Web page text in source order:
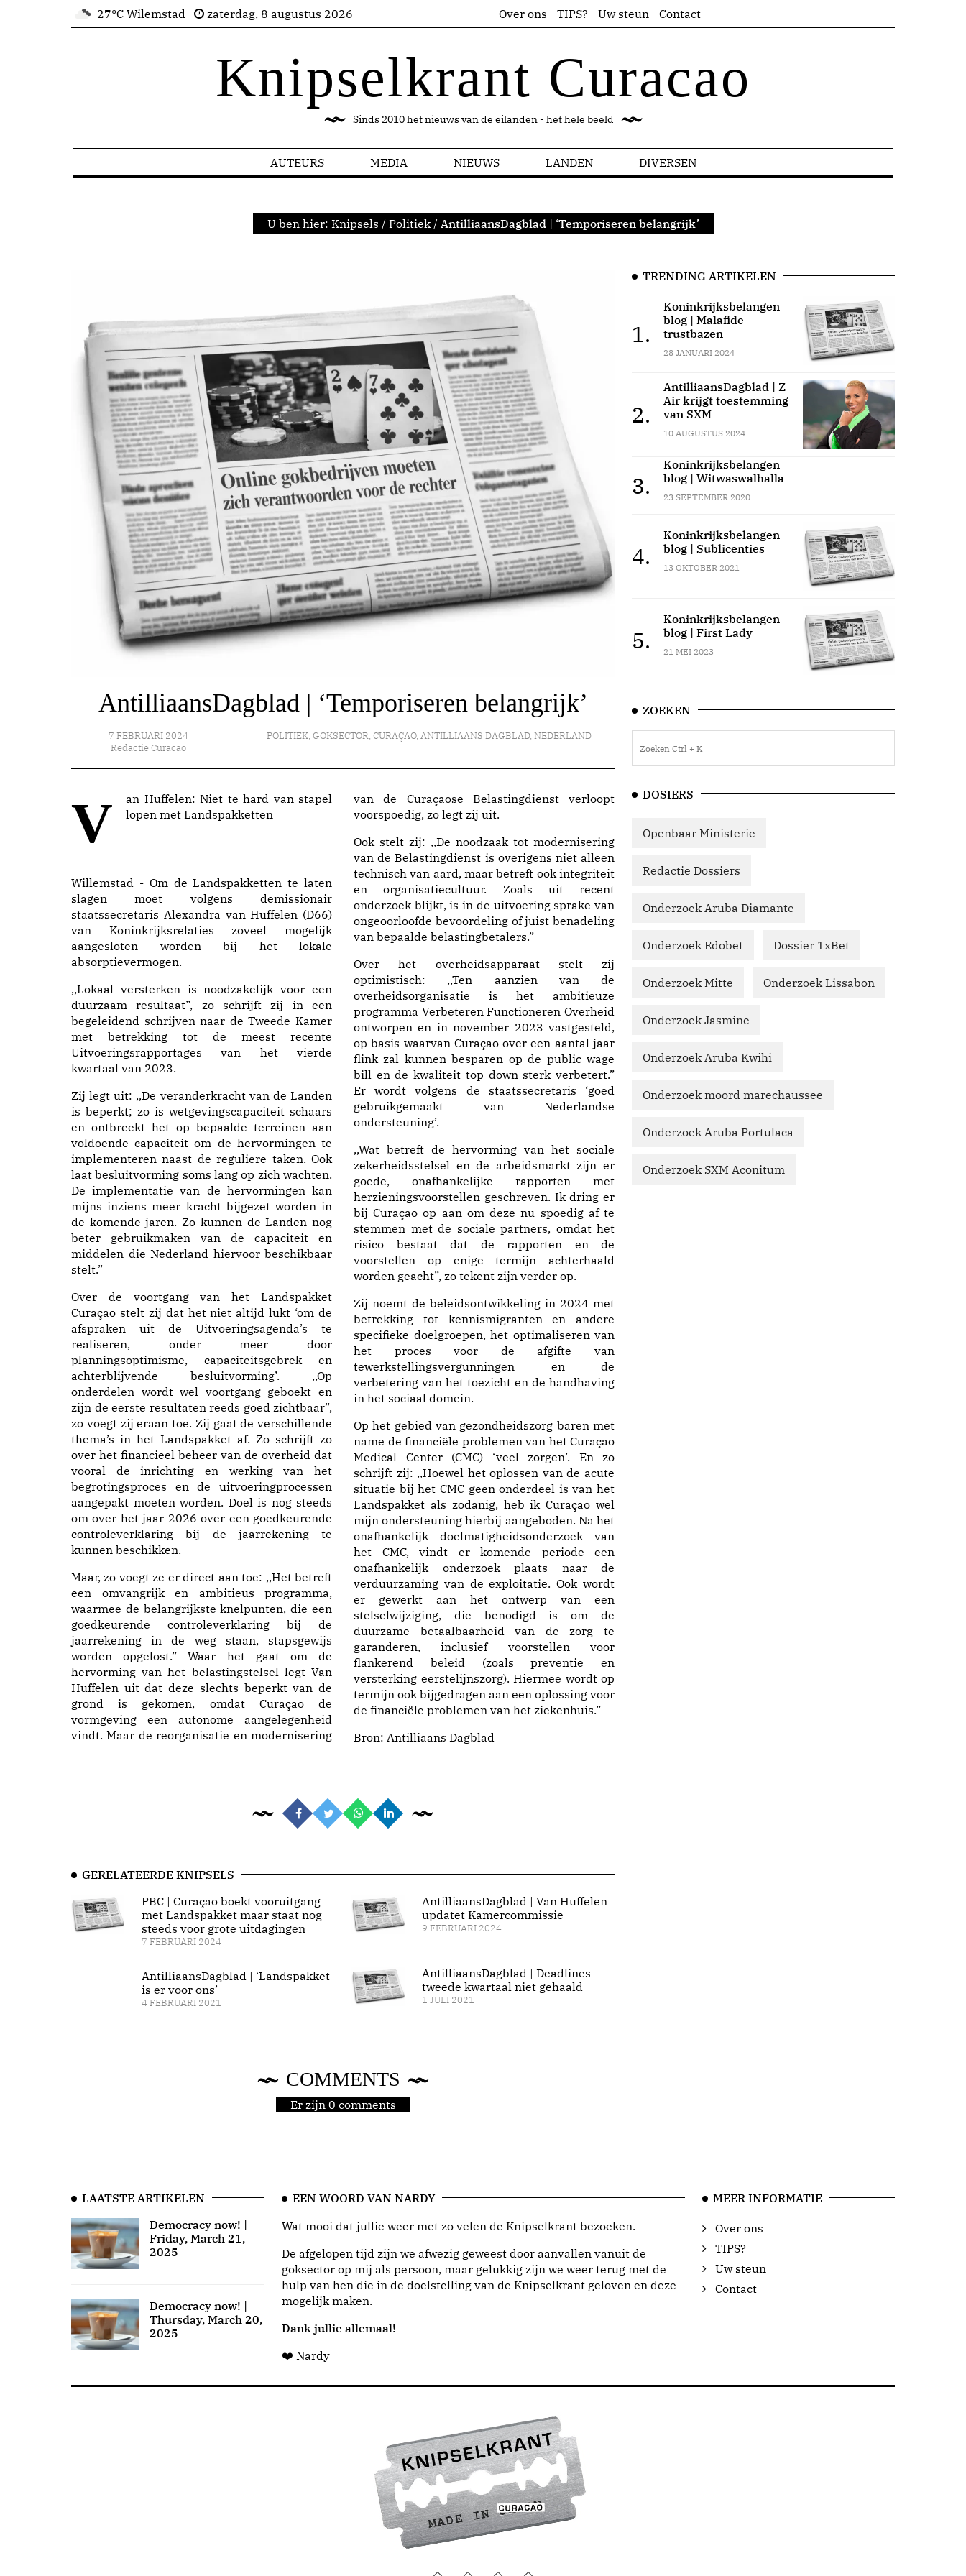
27°C Wilemstad zaterdag, 8 augustus 2026 Over ons TIPS? Uw steun Contact
Knipselkrant Curacao
Sinds 2010 het nieuws van de eilanden - het hele beeld
AUTEURS MEDIA NIEUWS LANDEN DIVERSEN
U ben hier: Knipsels / Politiek / AntilliaansDagblad | ‘Temporiseren belangrijk’
AntilliaansDagblad | ‘Temporiseren belangrijk’
7 FEBRUARI 2024
Redactie Curacao
POLITIEK, GOKSECTOR, CURAÇAO, ANTILLIAANS DAGBLAD, NEDERLAND
Van Huffelen: Niet te hard van stapel lopen met Landspakketten
Willemstad - Om de Landspakketten te laten
slagen moet volgens demissionair
staatssecretaris Alexandra van Huffelen (D66)
van Koninkrijksrelaties zoveel mogelijk
aangesloten worden bij het lokale
absorptievermogen.
,,Lokaal versterken is noodzakelijk voor een
duurzaam resultaat”, zo schrijft zij in een
begeleidend schrijven naar de Tweede Kamer
met betrekking tot de meest recente
Uitvoeringsrapportages van het vierde
kwartaal van 2023.
Zij legt uit: ,,De veranderkracht van de Landen
is beperkt; zo is wetgevingscapaciteit schaars
en ontbreekt het op bepaalde terreinen aan
voldoende capaciteit om de hervormingen te
implementeren naast de reguliere taken. Ook
laat besluitvorming soms lang op zich wachten.
De implementatie van de hervormingen kan
mijns inziens meer kracht bijgezet worden in
de komende jaren. Zo kunnen de Landen nog
beter gebruikmaken van de capaciteit en
middelen die Nederland hiervoor beschikbaar
stelt.”
Over de voortgang van het Landspakket
Curaçao stelt zij dat het niet altijd lukt ‘om de
afspraken uit de Uitvoeringsagenda’s te
realiseren, onder meer door
planningsoptimisme, capaciteitsgebrek en
achterblijvende besluitvorming’. ,,Op
onderdelen wordt wel voortgang geboekt en
zijn de eerste resultaten reeds goed zichtbaar”,
zo voegt zij eraan toe. Zij gaat de verschillende
thema’s in het Landspakket af. Zo schrijft zo
over het financieel beheer van de overheid dat
vooral de inrichting en werking van het
begrotingsproces en de uitvoeringprocessen
aangepakt moeten worden. Doel is nog steeds
om over het jaar 2026 over een goedkeurende
controleverklaring bij de jaarrekening te
kunnen beschikken.
Maar, zo voegt ze er direct aan toe: ,,Het betreft
een omvangrijk en ambitieus programma,
waarmee de belangrijkste knelpunten, die een
goedkeurende controleverklaring bij de
jaarrekening in de weg staan, stapsgewijs
worden opgelost.” Waar het gaat om de
hervorming van het belastingstelsel legt Van
Huffelen uit dat deze slechts beperkt van de
grond is gekomen, omdat Curaçao de
vormgeving een autonome aangelegenheid
vindt. Maar de reorganisatie en modernisering
van de Curaçaose Belastingdienst verloopt
voorspoedig, zo legt zij uit.
Ook stelt zij: ,,De noodzaak tot modernisering
van de Belastingdienst is overigens niet alleen
technisch van aard, maar betreft ook integriteit
en organisatiecultuur. Zoals uit recent
onderzoek blijkt, is in de uitvoering sprake van
ongeoorloofde bevoordeling of juist benadeling
van bepaalde belastingbetalers.”
Over het overheidsapparaat stelt zij
optimistisch: ,,Ten aanzien van de
overheidsorganisatie is het ambitieuze
programma Verbeteren Functioneren Overheid
ontworpen en in november 2023 vastgesteld,
op basis waarvan Curaçao over een aantal jaar
flink zal kunnen besparen op de public wage
bill en de kwaliteit top down sterk verbetert.”
Er wordt volgens de staatssecretaris ‘goed
gebruikgemaakt van Nederlandse
ondersteuning’.
,,Wat betreft de hervorming van het sociale
zekerheidsstelsel en de arbeidsmarkt zijn er
goede, onafhankelijke rapporten met
herzieningsvoorstellen geschreven. Ik dring er
bij Curaçao op aan om deze nu spoedig af te
stemmen met de sociale partners, omdat het
risico bestaat dat de rapporten en de
voorstellen op enige termijn achterhaald
worden geacht”, zo tekent zijn verder op.
Zij noemt de beleidsontwikkeling in 2024 met
betrekking tot kennismigranten en andere
specifieke doelgroepen, het optimaliseren van
het proces voor de afgifte van
tewerkstellingsvergunningen en de
verbetering van het toezicht en de handhaving
in het sociaal domein.
Op het gebied van gezondheidszorg baren met
name de financiële problemen van het Curaçao
Medical Center (CMC) ‘veel zorgen’. En zo
schrijft zij: ,,Hoewel het oplossen van de acute
situatie bij het CMC geen onderdeel is van het
Landspakket als zodanig, heb ik Curaçao wel
mijn ondersteuning hierbij aangeboden. Na het
onafhankelijk doelmatigheidsonderzoek van
het CMC, vindt er komende periode een
onafhankelijk onderzoek plaats naar de
verduurzaming van de exploitatie. Ook wordt
er gewerkt aan het ontwerp van een
stelselwijziging, die benodigd is om de
duurzame betaalbaarheid van de zorg te
garanderen, inclusief voorstellen voor
flankerend beleid (zoals preventie en
versterking eerstelijnszorg). Hiermee wordt op
termijn ook bijgedragen aan een oplossing voor
de financiële problemen van het ziekenhuis.”
Bron: Antilliaans Dagblad
GERELATEERDE KNIPSELS
PBC | Curaçao boekt vooruitgang
met Landspakket maar staat nog
steeds voor grote uitdagingen
7 FEBRUARI 2024
AntilliaansDagblad | ‘Landspakket
is er voor ons’
4 FEBRUARI 2021
AntilliaansDagblad | Van Huffelen
updatet Kamercommissie
9 FEBRUARI 2024
AntilliaansDagblad | Deadlines
tweede kwartaal niet gehaald
1 JULI 2021
COMMENTS
Er zijn 0 comments
TRENDING ARTIKELEN
1.
Koninkrijksbelangen
blog | Malafide
trustbazen
28 JANUARI 2024
2.
AntilliaansDagblad | Z
Air krijgt toestemming
van SXM
10 AUGUSTUS 2024
3.
Koninkrijksbelangen
blog | Witwaswalhalla
23 SEPTEMBER 2020
4.
Koninkrijksbelangen
blog | Sublicenties
13 OKTOBER 2021
5.
Koninkrijksbelangen
blog | First Lady
21 MEI 2023
ZOEKEN
DOSIERS
Openbaar Ministerie
Redactie Dossiers
Onderzoek Aruba Diamante
Onderzoek Edobet Dossier 1xBet
Onderzoek Mitte Onderzoek Lissabon
Onderzoek Jasmine
Onderzoek Aruba Kwihi
Onderzoek moord marechaussee
Onderzoek Aruba Portulaca
Onderzoek SXM Aconitum
LAATSTE ARTIKELEN
Democracy now! |
Friday, March 21,
2025
Democracy now! |
Thursday, March 20,
2025
EEN WOORD VAN NARDY
Wat mooi dat jullie weer met zo velen de Knipselkrant bezoeken.
De afgelopen tijd zijn we afwezig geweest door aanvallen vanuit de
goksector op mij als persoon, maar gelukkig zijn we weer terug met de
hulp van hen die in de doelstelling van de Knipselkrant geloven en deze
mogelijk maken.
Dank jullie allemaal!
❤️ Nardy
MEER INFORMATIE
Over ons
TIPS?
Uw steun
Contact